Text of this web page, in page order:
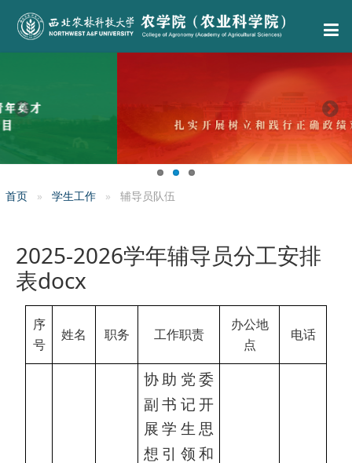
首页 学生工作 辅导员队伍
2025-2026学年辅导员分工安排
表docx
序
号
姓名 职务 工作职责
办公地
点
电话
协助党委
副书记开
展学生思
想引领和